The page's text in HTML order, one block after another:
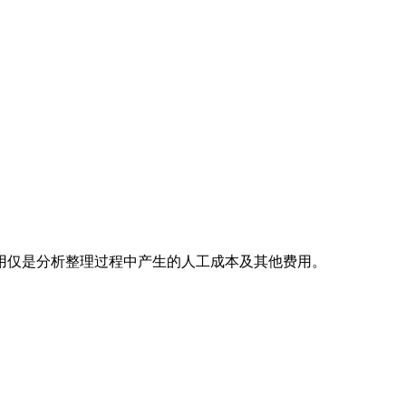
是分析整理过程中产生的人工成本及其他费用。